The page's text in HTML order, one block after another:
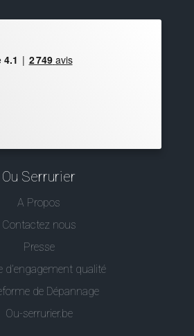
Ou Serrurier
A Propos
Contactez nous
Presse
d’engagement qualité
de Dépannage
Ou-serrurier.be